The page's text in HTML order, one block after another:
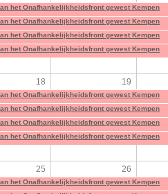
het Onafhankelijkheidsfront gewest Kempen
het Onafhankelijkheidsfront gewest Kempen
het Onafhankelijkheidsfront gewest Kempen
het Onafhankelijkheidsfront gewest Kempen
18 19
het Onafhankelijkheidsfront gewest Kempen
het Onafhankelijkheidsfront gewest Kempen
het Onafhankelijkheidsfront gewest Kempen
het Onafhankelijkheidsfront gewest Kempen
25 26
het Onafhankelijkheidsfront gewest Kempen